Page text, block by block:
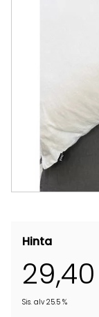
Hinta
29,40
Sis. alv 25.5 %